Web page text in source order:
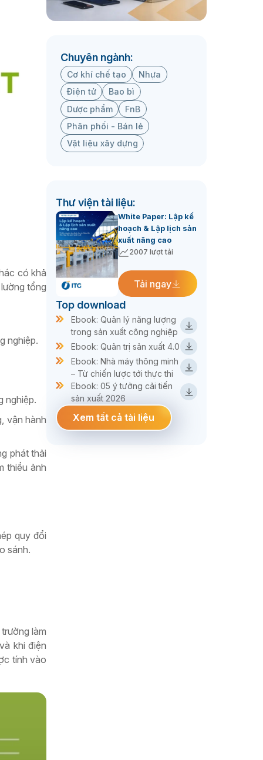
có khả
tổng
nghiệp.
nghiệp.
vận hành
phát thải
thiểu ảnh
quy đổi
sánh.
làm
khi điện
tính vào
Chuyên ngành:
Cơ khí chế tạo
Nhựa
Điện tử
Bao bì
Dược phẩm
FnB
Phân phối - Bán lẻ
Vật liệu xây dựng
Thư viện tài liệu:
White Paper: Lập kế
hoạch & Lập lịch sản
xuất nâng cao
2007 lượt tải
Tải ngay
Top download
Ebook: Quản lý năng lượng
trong sản xuất công nghiệp
Ebook: Quản trị sản xuất 4.0
Ebook: Nhà máy thông minh
– Từ chiến lược tới thực thi
Ebook: 05 ý tưởng cải tiến
sản xuất 2026
Xem tất cả tài liệu